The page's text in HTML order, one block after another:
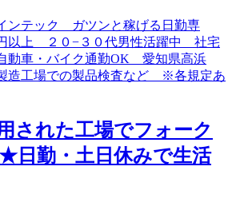
された工場でフォーク
日勤・土日休みで生活